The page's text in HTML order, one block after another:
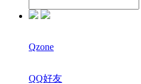
Qzone
QQ好友